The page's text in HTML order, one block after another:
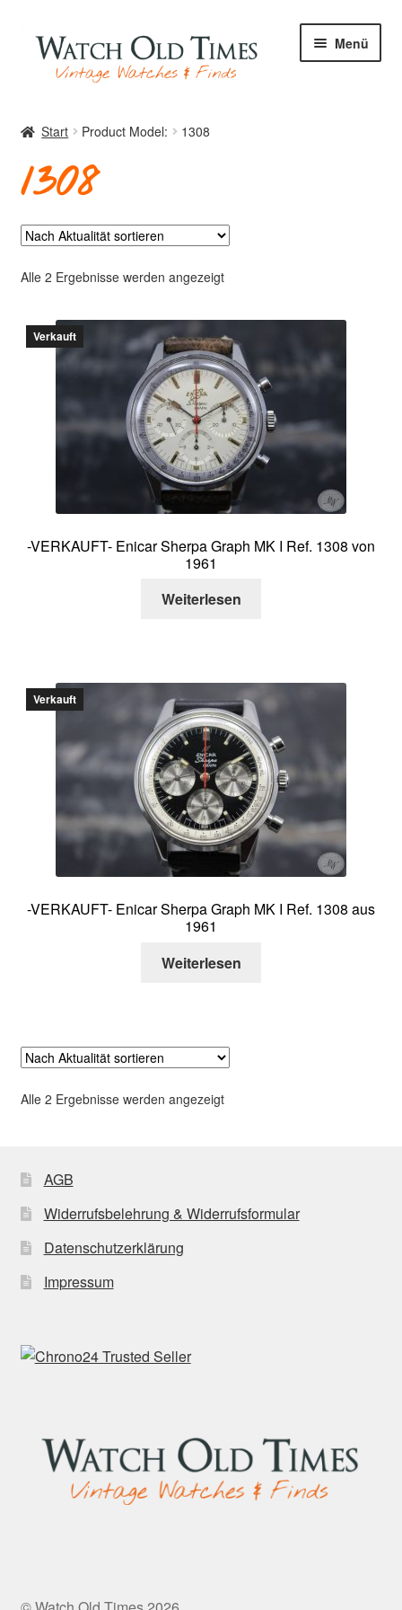
Zur
Navigation
springen
Zum
Inhalt
springen
Menü
Uhren
Archiv
Über mich
Start Product Model: 1308
1308
Alle 2 Ergebnisse werden angezeigtNach
Verkauft
-VERKAUFT- Enicar Sherpa Graph MK I Ref. 1308 von
1961
Weiterlesen
Verkauft
-VERKAUFT- Enicar Sherpa Graph MK I Ref. 1308 aus
1961
Weiterlesen
Alle 2 Ergebnisse werden angezeigtNach
AGB
Widerrufsbelehrung & Widerrufsformular
Datenschutzerklärung
Impressum